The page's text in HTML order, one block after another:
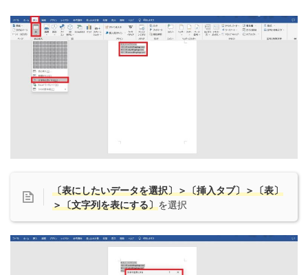
〔表にしたいデータを選択〕＞〔挿入タブ〕＞〔表〕
＞〔文字列を表にする〕を選択